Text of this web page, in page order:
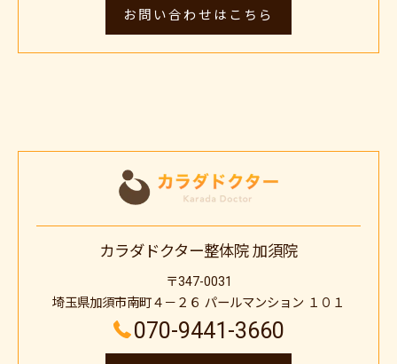
お問い合わせはこちら
カラダドクター整体院 加須院
〒347-0031
埼玉県加須市南町４－２６ パールマンション １０１
070-9441-3660